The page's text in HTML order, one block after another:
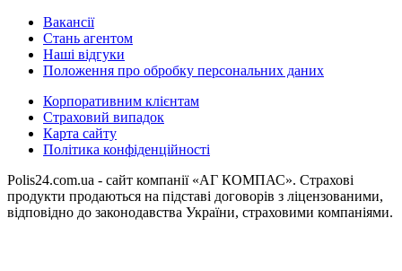
Вакансії
Стань агентом
Наші відгуки
Положення про обробку персональних даних
Корпоративним клієнтам
Страховий випадок
Карта сайту
Політика конфіденційності
Polis24.com.ua - сайт компанії «АГ КОМПАС». Страхові
продукти продаються на підставі договорів з ліцензованими,
відповідно до законодавства України, страховими компаніями.